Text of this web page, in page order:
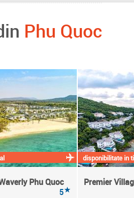
Phu Quoc
Phu Quoc
5★
disponibilitate in
Premier